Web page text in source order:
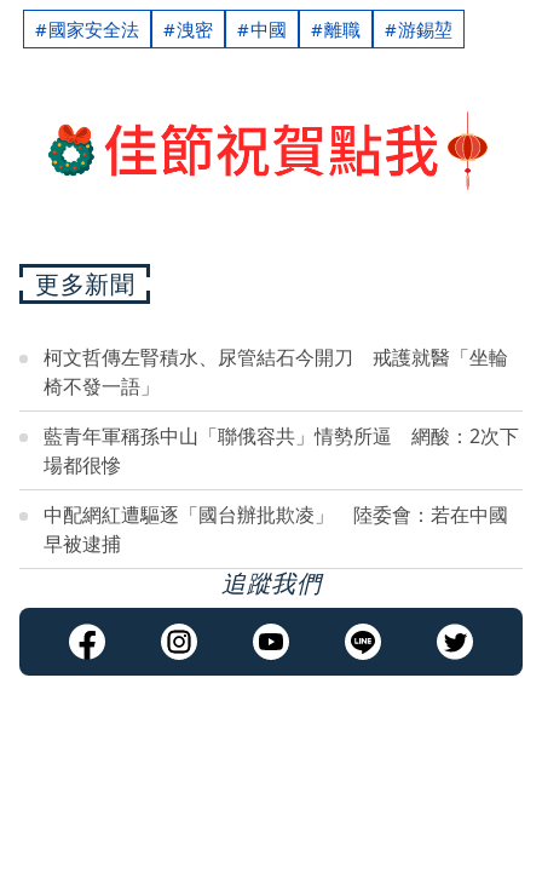
國家安全法 洩密 中國 離職 游錫堃
更多新聞
柯文哲傳左腎積水、尿管結石今開刀 戒護就醫「坐輪
椅不發一語」
藍青年軍稱孫中山「聯俄容共」情勢所逼 網酸：2次下
場都很慘
中配網紅遭驅逐「國台辦批欺凌」 陸委會：若在中國
早被逮捕
追蹤我們